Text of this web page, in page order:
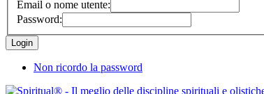
Email o nome utente:
Password:
Non ricordo la password